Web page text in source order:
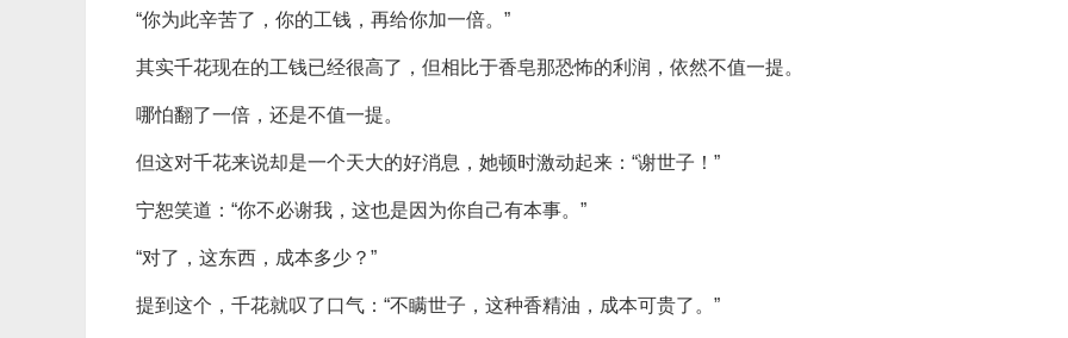
“你为此辛苦了，你的工钱，再给你加一倍。”
其实千花现在的工钱已经很高了，但相比于香皂那恐怖的利润，依然不值一提。
哪怕翻了一倍，还是不值一提。
但这对千花来说却是一个天大的好消息，她顿时激动起来：“谢世子！”
宁恕笑道：“你不必谢我，这也是因为你自己有本事。”
“对了，这东西，成本多少？”
提到这个，千花就叹了口气：“不瞒世子，这种香精油，成本可贵了。”